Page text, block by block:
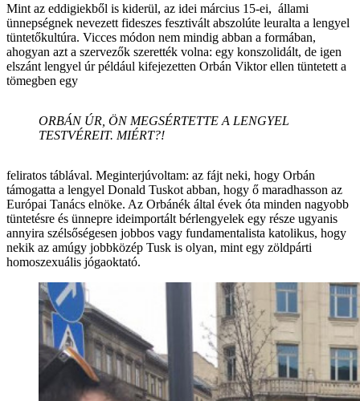
Mint az eddigiekből is kiderül, az idei március 15-ei, állami
ünnepségnek nevezett fideszes fesztivált abszolúte leuralta a lengyel
tüntetőkultúra. Vicces módon nem mindig abban a formában,
ahogyan azt a szervezők szerették volna: egy konszolidált, de igen
elszánt lengyel úr például kifejezetten Orbán Viktor ellen tüntetett a
tömegben egy
ORBÁN ÚR, ÖN MEGSÉRTETTE A LENGYEL
TESTVÉREIT. MIÉRT?!
feliratos táblával. Meginterjúvoltam: az fájt neki, hogy Orbán
támogatta a lengyel Donald Tuskot abban, hogy ő maradhasson az
Európai Tanács elnöke. Az Orbánék által évek óta minden nagyobb
tüntetésre és ünnepre ideimportált bérlengyelek egy része ugyanis
annyira szélsőségesen jobbos vagy fundamentalista katolikus, hogy
nekik az amúgy jobbközép Tusk is olyan, mint egy zöldpárti
homoszexuális jógaoktató.